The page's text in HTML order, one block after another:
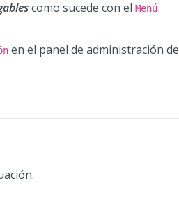
como sucede con el Menú
en el panel de administración de